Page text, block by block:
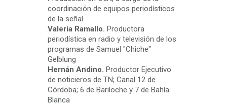
coordinación de equipos periodísticos
de la señal
Valeria Ramallo. Productora
periodística en radio y televisión de los
programas de Samuel "Chiche"
Gelblung
Hernán Andino. Productor Ejecutivo
de noticieros de TN; Canal 12 de
Córdoba; 6 de Bariloche y 7 de Bahía
Blanca